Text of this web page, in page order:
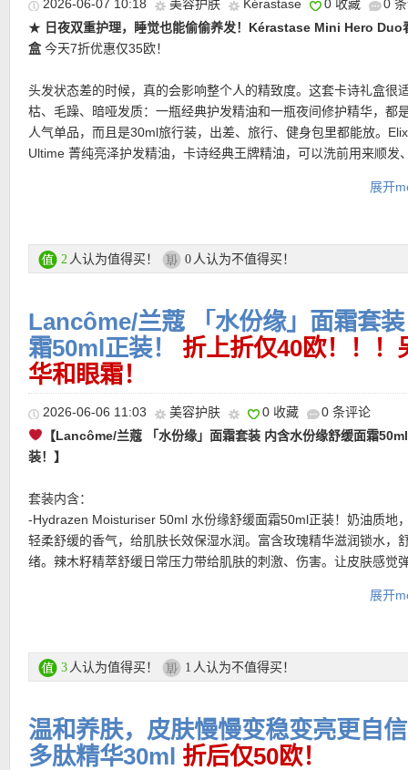
★ 退货：14天内无理由退货
★ 【Lookfantastic网站中文图文购物教程点击此处】
2026-06-07 10:18 美容护肤 Kérastase 0 收藏
0
★ 日夜双重护理，睡觉也能偷偷养发！Kérastase Mini Hero Duo
盒今天7折优惠仅35欧！
头发状态差的时候，真的会影响整个人的精致度。这套卡诗礼盒很
枯、毛躁、暗哑发质：一瓶经典护发精油和一瓶夜间修护精华，都
人气单品，而且是30ml旅行装，出差、旅行、健身包里都能放。
Ultime 菁纯亮泽护发精油，卡诗经典王牌精油，可以洗前用来顺发
山茶花精萃，帮助减少飞散毛躁，打造柔顺亮泽感。夜间修护精华
更多Kérastase 活动链接在此
★ 今天可用7折优惠码： SONNTAG 亲测有效！
★ 邮费：全场满30欧德国境内免邮（普通快递），可直邮瑞士、荷
地利等地区，邮费详情请参考网站信息。
★ 退货：14天内无理由退货
展开
2 人认为值得买！ 0 人认为不值得买！
Lancôme/兰蔻 「水份缘」面霜套
霜50ml正装！ 折上折仅40欧！！！
华和眼霜！
2026-06-06 11:03 美容护肤 0 收藏
0 条评论
【Lancôme/兰蔻 「水份缘」面霜套装 内含水份缘舒缓面霜
装！】
套装内含：
-Hydrazen Moisturiser 50ml 水份缘舒缓面霜50ml正装！奶油质地
轻柔舒缓的香气，给肌肤长效保湿水润。富含玫瑰精华滋润锁水，
绪。辣木籽精萃舒缓日常压力带给肌肤的刺激、伤害。让皮肤感觉
-Génifique Serum 10ml 小黑瓶精华：7大益生元及酵母精粹，加速
收也很快，清爽不油腻！和同系列产品一样，依旧是主打维稳、修
购买链接在此
展开
3 人认为值得买！ 1 人认为不值得买！
温和养肤，皮肤慢慢变稳变亮更自
多肽精华30ml 折后仅50欧！